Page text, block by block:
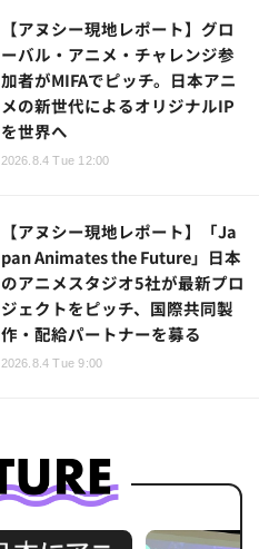
【アヌシー現地レポート】グロ
ーバル・アニメ・チャレンジ参
加者がMIFAでピッチ。日本アニ
メの新世代によるオリジナルIP
を世界へ
2026.8.4 Tue 12:00
【アヌシー現地レポート】「Ja
pan Animates the Future」日本
のアニメスタジオ5社が最新プロ
ジェクトをピッチ、国際共同製
作・配給パートナーを募る
2026.8.4 Tue 9:00